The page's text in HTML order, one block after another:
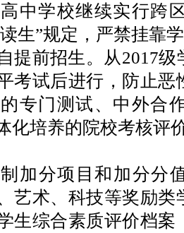
中学校继续实行跨
生”规定，严禁挂靠
提前招生。从2017
考试后进行，防止
专门测试、中外合
化培养的院校考核评
加分项目和加分分
艺术、科技等奖励
生综合素质评价档